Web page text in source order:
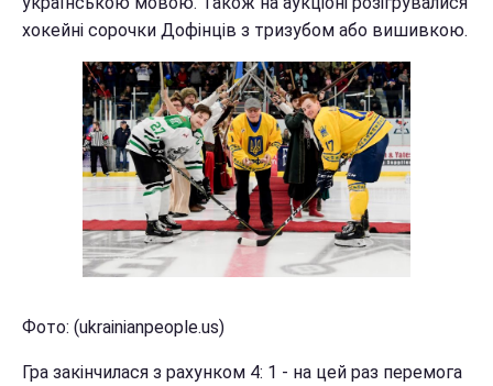
хокейні сорочки Дофінців з тризубом або вишивкою.
Фото: (ukrainianpeople.us)
Гра закінчилася з рахунком 4: 1 - на цей раз перемога